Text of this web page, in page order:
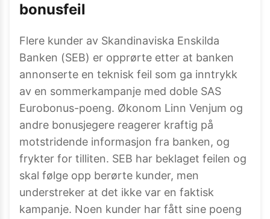
bonusfeil
Flere kunder av Skandinaviska Enskilda
Banken (SEB) er opprørte etter at banken
annonserte en teknisk feil som ga inntrykk
av en sommerkampanje med doble SAS
Eurobonus-poeng. Økonom Linn Venjum og
andre bonusjegere reagerer kraftig på
motstridende informasjon fra banken, og
frykter for tilliten. SEB har beklaget feilen og
skal følge opp berørte kunder, men
understreker at det ikke var en faktisk
kampanje. Noen kunder har fått sine poeng